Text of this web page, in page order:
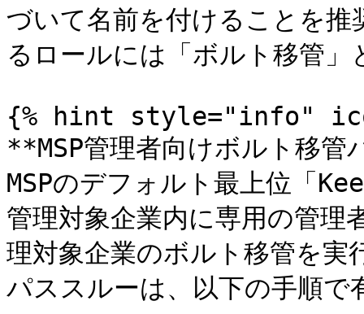
づいて名前を付けることを
るロールには「ボルト移管
{% hint style="info"
**MSP管理者向けボルト移
MSPのデフォルト最上位「
管理対象企業内に専用の管理
理対象企業のボルト移管を実
パススルーは、以下の手順で